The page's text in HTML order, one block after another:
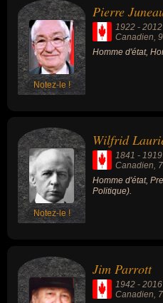
Notez-le !
Pierre
1922 - 2012
Canadien,
Homme d'état,
Notez-le !
Wilfrid
1841 - 1919
Canadien,
Homme d'état,
Politique).
Jim Parrott
1942 - 2016
Canadien,